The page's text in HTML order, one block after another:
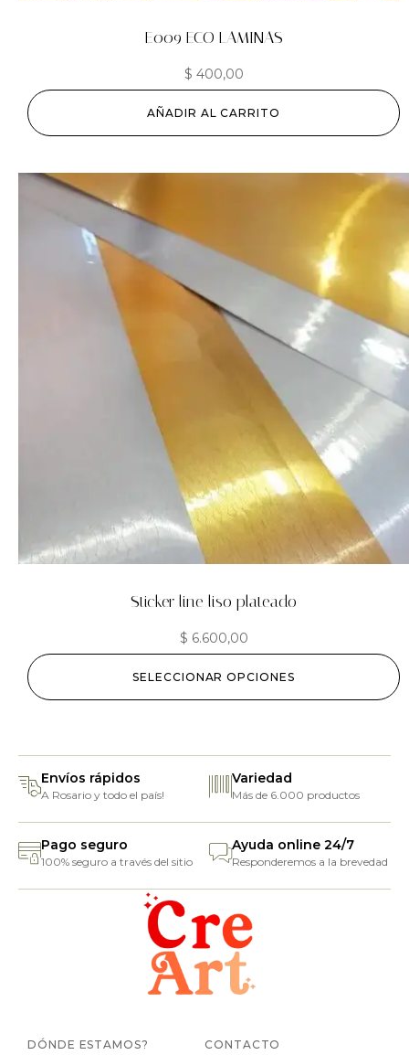
E009 ECO LAMINAS
$ 400,00
AÑADIR AL CARRITO
Sticker line liso plateado
$ 6.600,00
SELECCIONAR OPCIONES
Envíos rápidos
A Rosario y todo el país!
Variedad
Más de 6.000 productos
Pago seguro
100% seguro a través del sitio
Ayuda online 24/7
Responderemos a la brevedad
DÓNDE ESTAMOS? CONTACTO